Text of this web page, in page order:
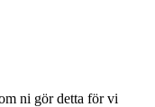
ni gör detta för vi